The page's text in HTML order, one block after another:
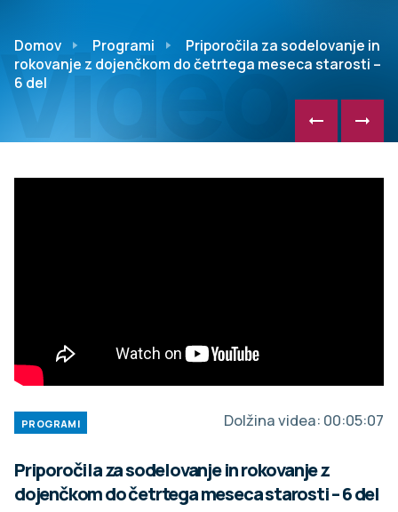
Video
Domov Programi
Priporočila za sodelovanje in
rokovanje z dojenčkom do četrtega meseca starosti –
6 del
PROGRAMI Dolžina videa: 00:05:07
Priporočila za sodelovanje in rokovanje z
dojenčkom do četrtega meseca starosti – 6 del